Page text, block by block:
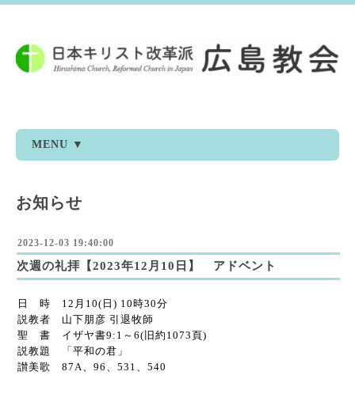
MENU ▼
お知らせ
2023-12-03 19:40:00
次週の礼拝【2023年12月10日】 アドベント
日 時 12月10(日) 10時30分
説教者 山下朋彦 引退牧師
聖 書 イザヤ書9:1～6(旧約1073頁)
説教題 「平和の君」
讃美歌 87A、96、531、540